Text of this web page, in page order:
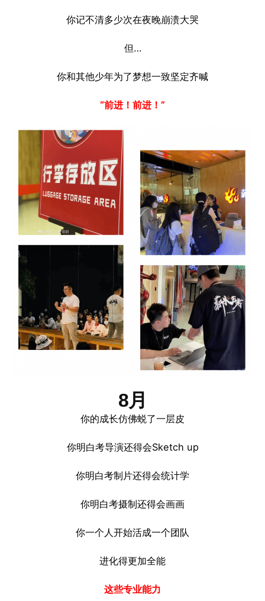
你记不清多少次在夜晚崩溃大哭
但…
你和其他少年为了梦想一致坚定齐喊
“前进！前进！”
8月
你的成长仿佛蜕了一层皮
你明白考导演还得会Sketch up
你明白考制片还得会统计学
你明白考摄制还得会画画
你一个人开始活成一个团队
进化得更加全能
这些专业能力